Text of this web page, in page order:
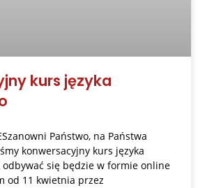
kurs języka
Państwo, na Państwa
konwersacyjny kurs języka
się będzie w formie online
od 11 kwietnia przez